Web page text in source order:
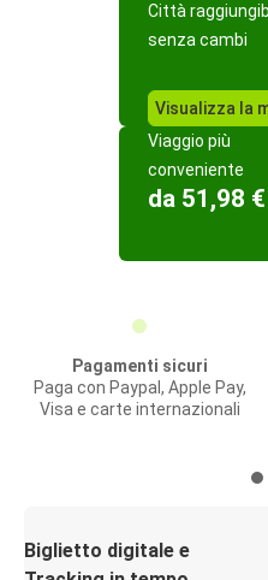
Città
senza cambi
Visualizza la
Viaggio più
conveniente
da 51,98 €
Pagamenti sicuri
Paga con Paypal, Apple Pay,
Visa e carte internazionali
Biglietto digitale e